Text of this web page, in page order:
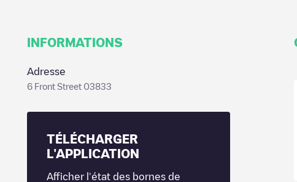
INFORMATIONS
Adresse
6 Front Street 03833
TÉLÉCHARGER
L'APPLICATION
Afficher l'état des bornes de